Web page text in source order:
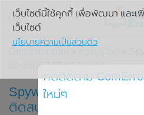
»
Spyware คืออะไร สาเหตุ
ติดสปายแวร์
เว็บไซต์นี้ใช้คุกกี้ เพื่อพัฒนา และเ
เว็บไซต์
นโยบายความเป็นส่วนตัว
กดติดตาม
ใหม่ๆ